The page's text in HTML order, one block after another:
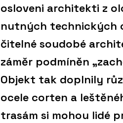
osloveni architekti z
nutných technických
čitelné soudobé
záměr podmíněn
Objekt tak doplnily
ocele corten a
trasám si mohou lidé